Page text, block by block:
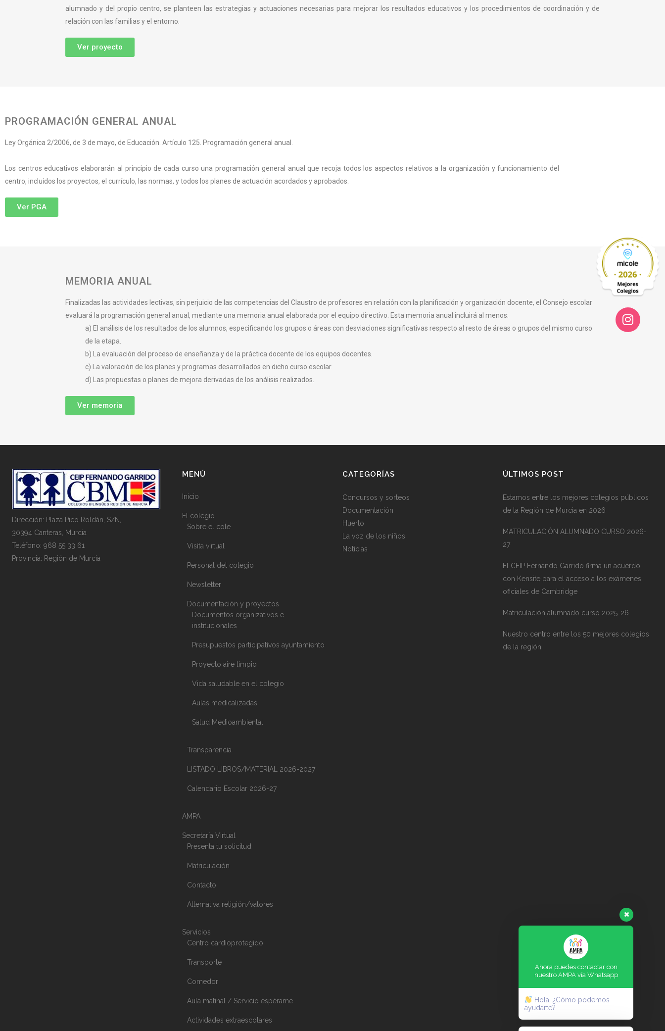
alumnado y del propio centro, se planteen las estrategias y actuaciones necesarias para mejorar los resultados educativos y los procedimientos de coordinación y de
relación con las familias y el entorno.
Ver proyecto
PROGRAMACIÓN GENERAL ANUAL
Ley Orgánica 2/2006, de 3 de mayo, de Educación. Artículo 125. Programación general anual.
Los centros educativos elaborarán al principio de cada curso una programación general anual que recoja todos los aspectos relativos a la organización y funcionamiento del
centro, incluidos los proyectos, el currículo, las normas, y todos los planes de actuación acordados y aprobados.
Ver PGA
MEMORIA ANUAL
Finalizadas las actividades lectivas, sin perjuicio de las competencias del Claustro de profesores en relación con la planificación y organización docente, el Consejo escolar
evaluará la programación general anual, mediante una memoria anual elaborada por el equipo directivo. Esta memoria anual incluirá al menos:
a) El análisis de los resultados de los alumnos, especificando los grupos o áreas con desviaciones significativas respecto al resto de áreas o grupos del mismo curso
de la etapa.
b) La evaluación del proceso de enseñanza y de la práctica docente de los equipos docentes.
c) La valoración de los planes y programas desarrollados en dicho curso escolar.
d) Las propuestas o planes de mejora derivadas de los análisis realizados.
Ver memoria
Dirección: Plaza Pico Roldán, S/N,
30394 Canteras, Murcia
Teléfono: 968 55 33 61
Provincia: Región de Murcia
MENÚ
Inicio
El colegio
Sobre el cole
Visita virtual
Personal del colegio
Newsletter
Documentación y proyectos
Documentos organizativos e
institucionales
Presupuestos participativos ayuntamiento
Proyecto aire limpio​
Vida saludable en el colegio
Aulas medicalizadas
Salud Medioambiental
Transparencia
LISTADO LIBROS/MATERIAL 2026-2027
Calendario Escolar 2026-27
AMPA
Secretaría Virtual
Presenta tu solicitud
Matriculación
Contacto
Alternativa religión/valores
Servicios
Centro cardioprotegido
Transporte
Comedor
Aula matinal / Servicio espérame
Actividades extraescolares
CATEGORÍAS
Concursos y sorteos
Documentación
Huerto
La voz de los niños
Noticias
ÚLTIMOS POST
Estamos entre los mejores colegios públicos
de la Región de Murcia en 2026
MATRICULACIÓN ALUMNADO CURSO 2026-
27
El CEIP Fernando Garrido firma un acuerdo
con Kensite para el acceso a los exámenes
oficiales de Cambridge
Matriculación alumnado curso 2025-26
Nuestro centro entre los 50 mejores colegios
de la región
Ahora puedes contactar con
nuestro AMPA vía Whatsapp
Hola, ¿Cómo podemos
ayudarte?